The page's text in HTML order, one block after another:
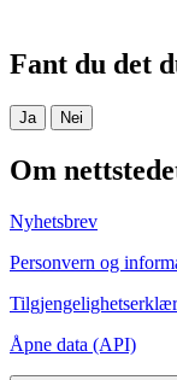
Fant du det
Ja Nei
Om
Nyhetsbrev
Personvern og
Åpne data (API)